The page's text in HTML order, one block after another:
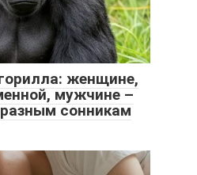
женщине,
мужчине –
сонникам